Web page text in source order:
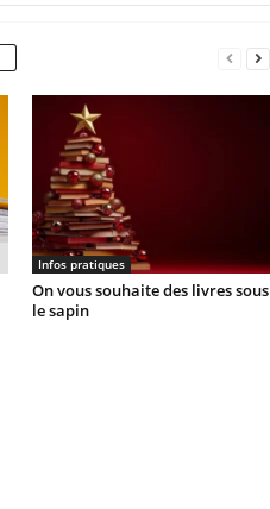
Infos pratiques
On vous souhaite des livres sous
le sapin